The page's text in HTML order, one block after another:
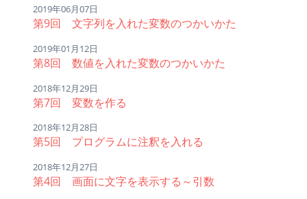
2019年06月07日
第9回 文字列を入れた変数のつかいかた
2019年01月12日
第8回 数値を入れた変数のつかいかた
2018年12月29日
第7回 変数を作る
2018年12月28日
第5回 プログラムに注釈を入れる
2018年12月27日
第4回 画面に文字を表示する～引数